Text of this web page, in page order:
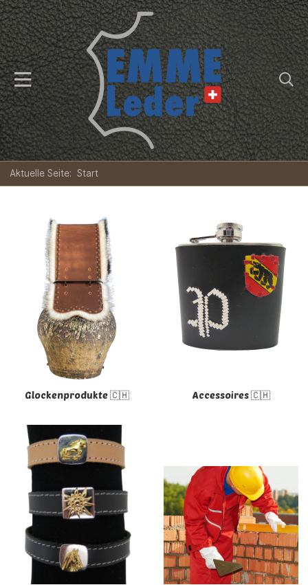
Aktuelle Seite: Start
Glockenprodukte 🇨🇭 Accessoires 🇨🇭